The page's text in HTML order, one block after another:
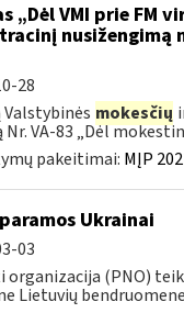
„Dėl VMI prie FM
nusižengimą
28
mokesčių
VA-83 „Dėl
pakeitimai: MĮP
Ukrainai
03
(PNO)
Lietuvių